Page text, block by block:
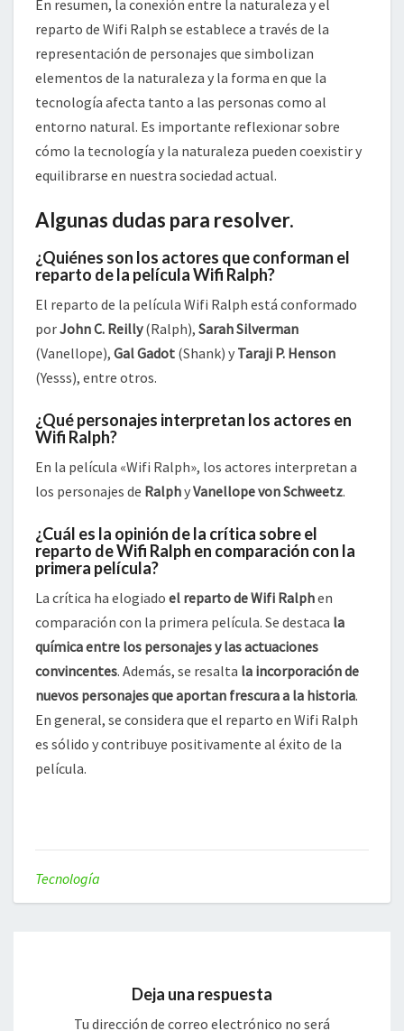
En resumen, la conexión entre la naturaleza y el
reparto de Wifi Ralph se establece a través de la
representación de personajes que simbolizan
elementos de la naturaleza y la forma en que la
tecnología afecta tanto a las personas como al
entorno natural. Es importante reflexionar sobre
cómo la tecnología y la naturaleza pueden coexistir y
equilibrarse en nuestra sociedad actual.
Algunas dudas para resolver.
¿Quiénes son los actores que conforman el
reparto de la película Wifi Ralph?
El reparto de la película Wifi Ralph está conformado
porJohn C. Reilly(Ralph), Sarah Silverman
(Vanellope), Gal Gadot (Shank) y Taraji P. Henson
(Yesss), entre otros.
¿Qué personajes interpretan los actores en
Wifi Ralph?
En la película «Wifi Ralph», los actores interpretan a
los personajes de RalphyVanellope von Schweetz.
¿Cuál es la opinión de la crítica sobre el
reparto de Wifi Ralph en comparación con la
primera película?
La crítica ha elogiado el reparto de Wifi Ralphen
comparación con la primera película. Se destaca la
química entre los personajes y las actuaciones
convincentes. Además, se resalta la incorporación de
nuevos personajes que aportan frescura a la historia.
En general, se considera que el reparto en Wifi Ralph
es sólido y contribuye positivamente al éxito de la
película.
Tecnología
Deja una respuesta
Tu dirección de correo electrónico no será